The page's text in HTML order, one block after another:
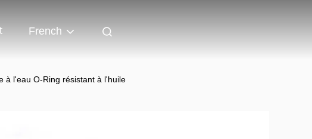
French
à l'eau O-Ring résistant à l'huile